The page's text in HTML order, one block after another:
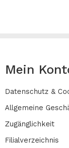
Mein
Datenschutz &
Allgemeine
Zugänglichkeit
Filialverzeichnis